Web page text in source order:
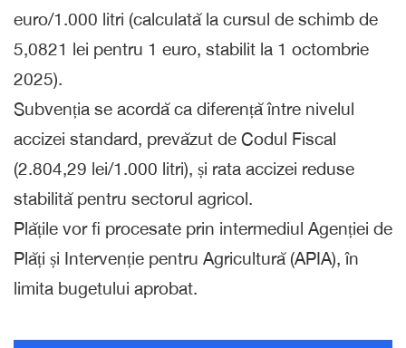
euro/1.000 litri (calculată la cursul de schimb de
5,0821 lei pentru 1 euro, stabilit la 1 octombrie
2025).
Subvenția se acordă ca diferență între nivelul
accizei standard, prevăzut de Codul Fiscal
(2.804,29 lei/1.000 litri), și rata accizei reduse
stabilită pentru sectorul agricol.
Plățile vor fi procesate prin intermediul Agenției de
Plăți și Intervenție pentru Agricultură (APIA), în
limita bugetului aprobat.